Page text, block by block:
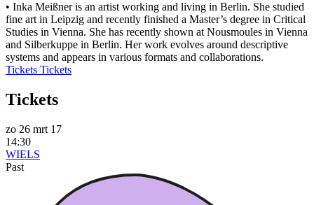
• Inka Meißner is an artist working and living in Berlin. She studied
fine art in Leipzig and recently finished a Master’s degree in Critical
Studies in Vienna. She has recently shown at Nousmoules in Vienna
and Silberkuppe in Berlin. Her work evolves around descriptive
systems and appears in various formats and collaborations.
Tickets Tickets
Tickets
zo 26 mrt 17
14:30
WIELS
Past